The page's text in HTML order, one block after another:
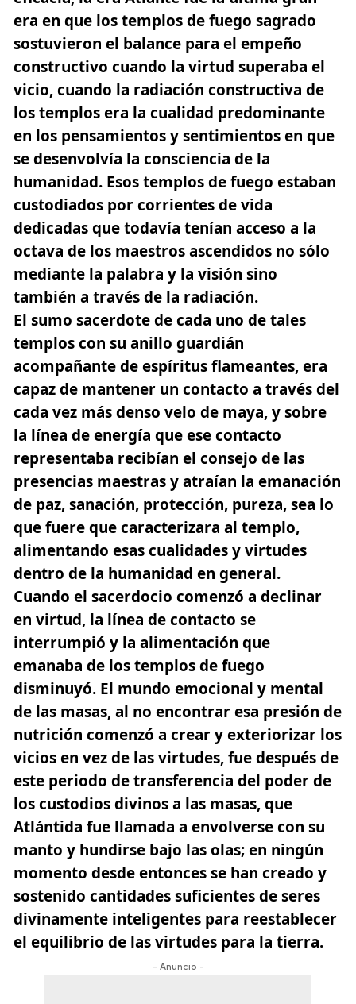
era en que los templos de fuego sagrado
sostuvieron el balance para el empeño
constructivo cuando la virtud superaba el
vicio, cuando la radiación constructiva de
los templos era la cualidad predominante
en los pensamientos y sentimientos en que
se desenvolvía la consciencia de la
humanidad. Esos templos de fuego estaban
custodiados por corrientes de vida
dedicadas que todavía tenían acceso a la
octava de los maestros ascendidos no sólo
mediante la palabra y la visión sino
también a través de la radiación.
El sumo sacerdote de cada uno de tales
templos con su anillo guardián
acompañante de espíritus flameantes, era
capaz de mantener un contacto a través del
cada vez más denso velo de maya, y sobre
la línea de energía que ese contacto
representaba recibían el consejo de las
presencias maestras y atraían la emanación
de paz, sanación, protección, pureza, sea lo
que fuere que caracterizara al templo,
alimentando esas cualidades y virtudes
dentro de la humanidad en general.
Cuando el sacerdocio comenzó a declinar
en virtud, la línea de contacto se
interrumpió y la alimentación que
emanaba de los templos de fuego
disminuyó. El mundo emocional y mental
de las masas, al no encontrar esa presión de
nutrición comenzó a crear y exteriorizar los
vicios en vez de las virtudes, fue después de
este periodo de transferencia del poder de
los custodios divinos a las masas, que
Atlántida fue llamada a envolverse con su
manto y hundirse bajo las olas; en ningún
momento desde entonces se han creado y
sostenido cantidades suficientes de seres
divinamente inteligentes para reestablecer
el equilibrio de las virtudes para la tierra.
- Anuncio -